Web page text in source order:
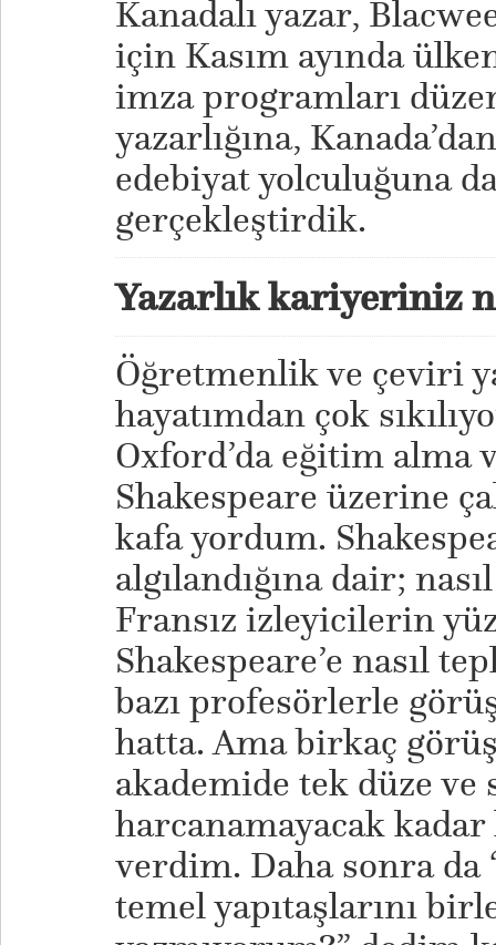
Kanadalı yazar,
için Kasım ayında
imza programları
yazarlığına,
edebiyat yolculuğuna
gerçekleştirdik.
Yazarlık kariyeriniz
Öğretmenlik ve çeviri
hayatımdan çok
Oxford’da eğitim alma
Shakespeare üzerine
kafa yordum.
algılandığına dair;
Fransız izleyicilerin
Shakespeare’e nasıl
bazı profesörlerle
hatta. Ama birkaç
akademide tek düze ve
harcanamayacak
verdim. Daha sonra da
temel yapıtaşlarını